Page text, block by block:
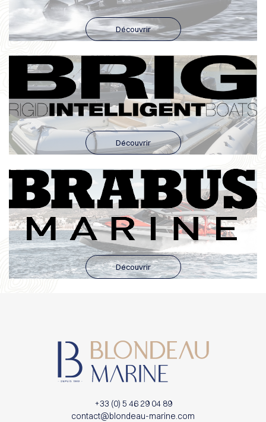
Découvrir
Découvrir
Découvrir
+33 (0) 5 46 29 04 89
contact@blondeau-marine.com